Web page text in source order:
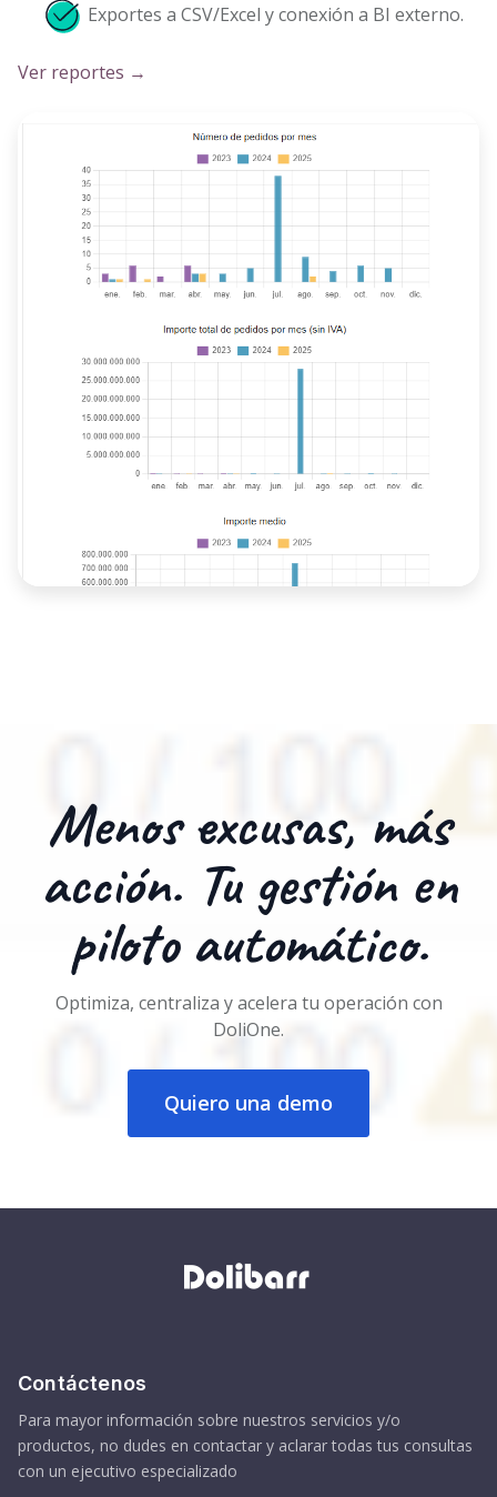
Exportes a CSV/Excel y conexión a BI externo.
Ver reportes →
Menos excusas, más
acción. Tu gestión en
piloto automático.
Optimiza, centraliza y acelera tu operación con
DoliOne.
Quiero una demo
Contáctenos
Para mayor información sobre nuestros servicios y/o
productos, no dudes en contactar y aclarar todas tus consultas
con un ejecutivo especializado